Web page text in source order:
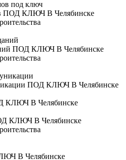
ПОД КЛЮЧ В Челябинске
ПОД КЛЮЧ В Челябинске
ПОД КЛЮЧ В Челябинске
КЛЮЧ В Челябинске
КЛЮЧ В Челябинске
В Челябинске